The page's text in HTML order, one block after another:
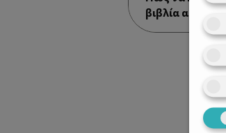
βιβλία από